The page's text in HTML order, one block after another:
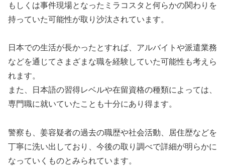
もしくは事件現場となったミラコスタと何らかの関わりを
持っていた可能性が取り沙汰されています。
日本での生活が長かったとすれば、アルバイトや派遣業務
などを通じてさまざまな職を経験していた可能性も考えら
れます。
また、日本語の習得レベルや在留資格の種類によっては、
専門職に就いていたことも十分にあり得ます。
警察も、姜容疑者の過去の職歴や社会活動、居住歴などを
丁寧に洗い出しており、今後の取り調べで詳細が明らかに
なっていくものとみられています。